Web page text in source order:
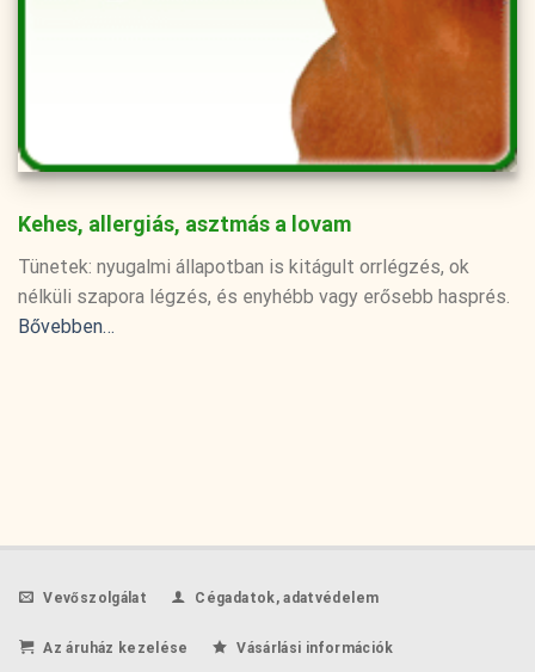
Kehes, allergiás, asztmás a lovam
Tünetek: nyugalmi állapotban is kitágult orrlégzés, ok
nélküli szapora légzés, és enyhébb vagy erősebb hasprés.
Bővebben…
Vevőszolgálat Cégadatok, adatvédelem
Az áruház kezelése Vásárlási információk